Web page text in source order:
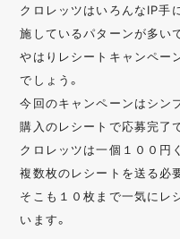
クロレッツはいろんなIP手
施しているパターンが多い
やはりレシートキャンペー
でしょう。
今回のキャンペーンはシン
購入のレシートで応募完了
クロレッツは一個１００円
複数枚のレシートを送る必
そこも１０枚まで一気にレ
います。